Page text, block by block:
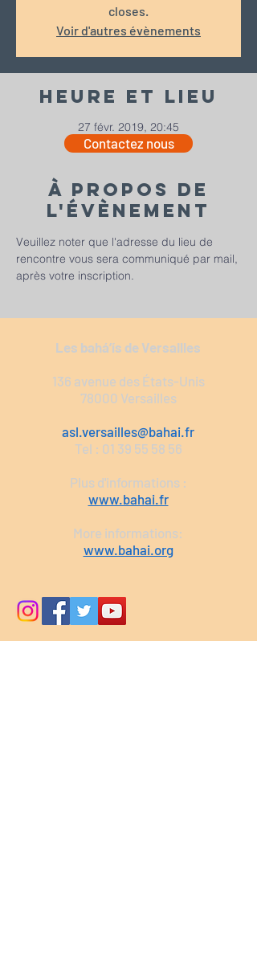
closes.
Voir d'autres évènements
Heure et lieu
27 févr. 2019, 20:45
78000 Versailles
À propos de
l'évènement
Veuillez noter que l'adresse du lieu de
rencontre vous sera communiqué par mail,
après votre inscription.
Contactez nous
Les bahá’ís de Versailles
136 avenue des États-Unis
78000 Versailles
asl.versailles@bahai.fr
Tel : 01 39 55 58 56
Plus d'informations :
www.bahai.fr
More informations:
www.bahai.org